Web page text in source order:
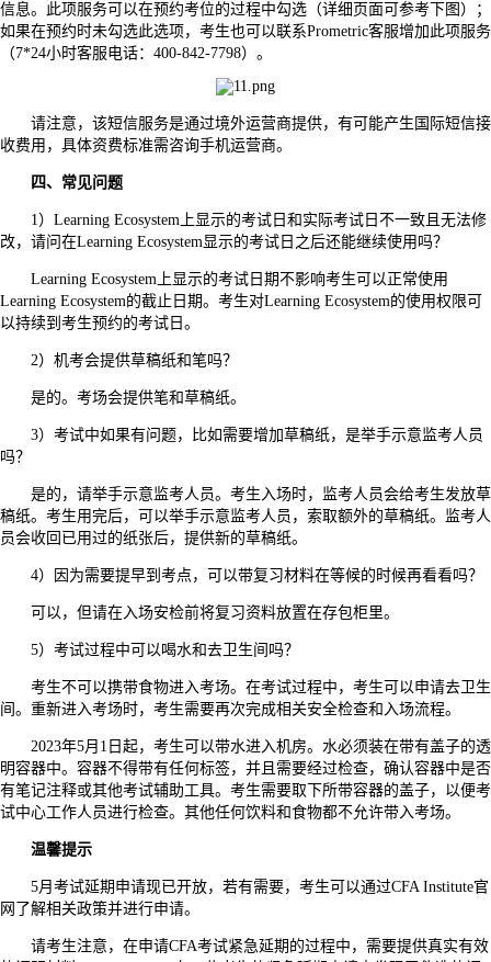
信息。此项服务可以在预约考位的过程中勾选（详细页面可参考下图）；
如果在预约时未勾选此选项，考生也可以联系Prometric客服增加此项服务
（7*24小时客服电话：400-842-7798）。
请注意，该短信服务是通过境外运营商提供，有可能产生国际短信接
收费用，具体资费标准需咨询手机运营商。
四、常见问题
1）Learning Ecosystem上显示的考试日和实际考试日不一致且无法修
改，请问在Learning Ecosystem显示的考试日之后还能继续使用吗？
Learning Ecosystem上显示的考试日期不影响考生可以正常使用
Learning Ecosystem的截止日期。考生对Learning Ecosystem的使用权限可
以持续到考生预约的考试日。
2）机考会提供草稿纸和笔吗？
是的。考场会提供笔和草稿纸。
3）考试中如果有问题，比如需要增加草稿纸，是举手示意监考人员
吗？
是的，请举手示意监考人员。考生入场时，监考人员会给考生发放草
稿纸。考生用完后，可以举手示意监考人员，索取额外的草稿纸。监考人
员会收回已用过的纸张后，提供新的草稿纸。
4）因为需要提早到考点，可以带复习材料在等候的时候再看看吗？
可以，但请在入场安检前将复习资料放置在存包柜里。
5）考试过程中可以喝水和去卫生间吗？
考生不可以携带食物进入考场。在考试过程中，考生可以申请去卫生
间。重新进入考场时，考生需要再次完成相关安全检查和入场流程。
2023年5月1日起，考生可以带水进入机房。水必须装在带有盖子的透
明容器中。容器不得带有任何标签，并且需要经过检查，确认容器中是否
有笔记注释或其他考试辅助工具。考生需要取下所带容器的盖子，以便考
试中心工作人员进行检查。其他任何饮料和食物都不允许带入考场。
温馨提示
5月考试延期申请现已开放，若有需要，考生可以通过CFA Institute官
网了解相关政策并进行申请。
请考生注意，在申请CFA考试紧急延期的过程中，需要提供真实有效